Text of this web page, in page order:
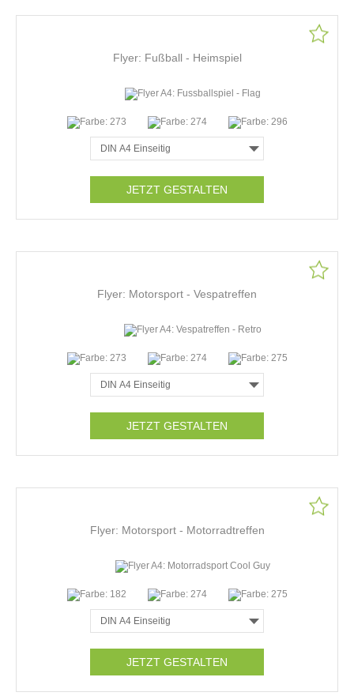
Flyer: Fußball - Heimspiel
JETZT GESTALTEN
Flyer: Motorsport - Vespatreffen
JETZT GESTALTEN
Flyer: Motorsport - Motorradtreffen
JETZT GESTALTEN